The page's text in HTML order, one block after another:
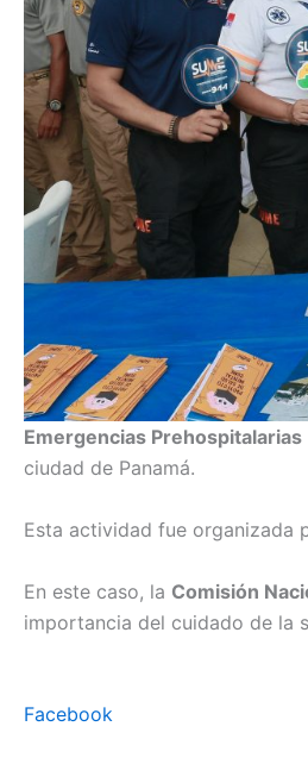
Emergencias Prehospitalarias
ciudad de Panamá.
Esta actividad fue organizada
En este caso, la Comisión
importancia del cuidado de la
Facebook